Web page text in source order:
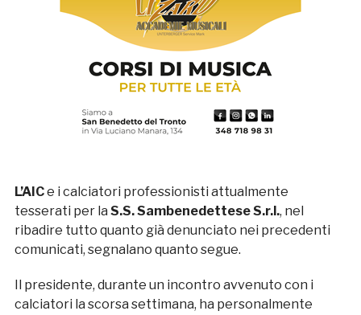
L’AICe i calciatori professionisti attualmente
tesserati per la S.S. Sambenedettese S.r.l., nel
ribadire tutto quanto già denunciato nei precedenti
comunicati, segnalano quanto segue.
Il presidente, durante un incontro avvenuto con i
calciatori la scorsa settimana, ha personalmente